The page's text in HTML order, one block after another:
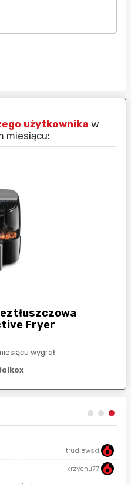
użytkownika w
miesiącu:
Fryer
wygrał
trudlewski
krzychu77